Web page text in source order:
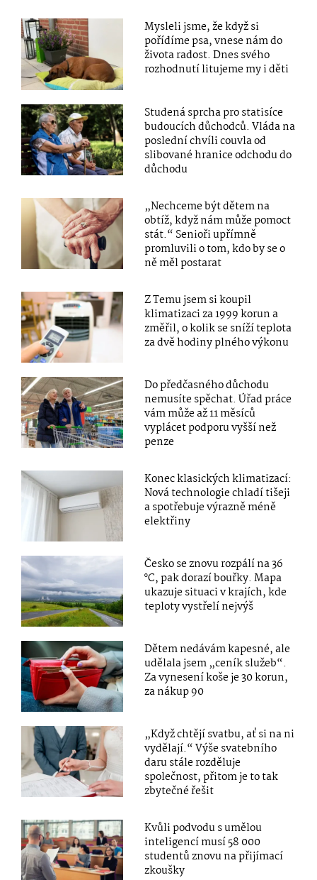
Mysleli jsme, že když si
pořídíme psa, vnese nám do
života radost. Dnes svého
rozhodnutí litujeme my i děti
Studená sprcha pro statisíce
budoucích důchodců. Vláda na
poslední chvíli couvla od
slibované hranice odchodu do
důchodu
„Nechceme být dětem na
obtíž, když nám může pomoct
stát.“ Senioři upřímně
promluvili o tom, kdo by se o
ně měl postarat
Z Temu jsem si koupil
klimatizaci za 1999 korun a
změřil, o kolik se sníží teplota
za dvě hodiny plného výkonu
Do předčasného důchodu
nemusíte spěchat. Úřad práce
vám může až 11 měsíců
vyplácet podporu vyšší než
penze
Konec klasických klimatizací:
Nová technologie chladí tišeji
a spotřebuje výrazně méně
elektřiny
Česko se znovu rozpálí na 36
°C, pak dorazí bouřky. Mapa
ukazuje situaci v krajích, kde
teploty vystřelí nejvýš
Dětem nedávám kapesné, ale
udělala jsem „ceník služeb“.
Za vynesení koše je 30 korun,
za nákup 90
„Když chtějí svatbu, ať si na ni
vydělají.“ Výše svatebního
daru stále rozděluje
společnost, přitom je to tak
zbytečné řešit
Kvůli podvodu s umělou
inteligencí musí 58 000
studentů znovu na přijímací
zkoušky